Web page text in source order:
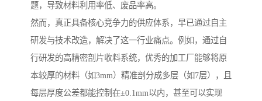
题，导致材料利用率低、废品率高。
然而，真正具备核心竞争力的供应体系，早已通过自主
研发与技术改造，解决了这一行业痛点。例如，通过自
行研发的高精密剖片收料系统，优秀的加工厂能够将原
本较厚的材料（如3mm）精准剖分成多层（如7层），且
每层厚度公差都能控制在±0.1mm以内，甚至可以实现